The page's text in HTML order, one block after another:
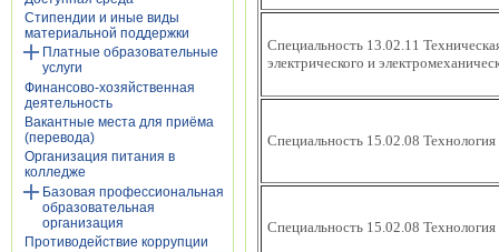
Стипендии и иные виды
материальной поддержки
Платные образовательные
услуги
Финансово-хозяйственная
деятельность
Вакантные места для приёма
(перевода)
Организация питания в
колледже
Базовая профессиональная
образовательная
организация
Противодействие коррупции
Специальность 13.02.11
электрического и
Специальность 15.02.08
Специальность 15.02.08